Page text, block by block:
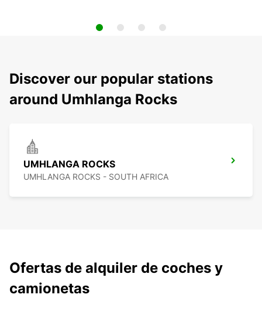
Discover our popular stations
around Umhlanga Rocks
UMHLANGA ROCKS
UMHLANGA ROCKS - SOUTH AFRICA
Ofertas de alquiler de coches y
camionetas